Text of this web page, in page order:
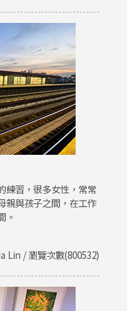
練習，很多女性，常常
親與孩子之間，在工作
。
Lin / 瀏覽次數(800532)